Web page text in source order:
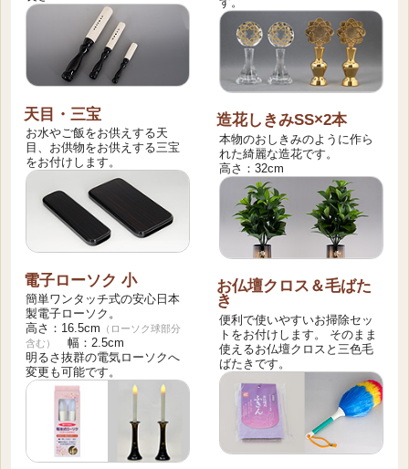
天目・三宝
お水やご飯をお供えする天
目、お供物をお供えする三宝
をお付けします。
電子ローソク 小
簡単ワンタッチ式の安心日本
製電子ローソク。
高さ：16.5cm （ローソク球部分
含む）
幅：2.5cm
明るさ抜群の電気ローソクへ
変更も可能です。
造花しきみSS×2本
本物のおしきみのように作ら
れた綺麗な造花です。
高さ：32cm
お仏壇クロス＆毛ばた
き
便利で使いやすいお掃除セッ
トをお付けします。 そのまま
使えるお仏壇クロスと三色毛
ばたきです。